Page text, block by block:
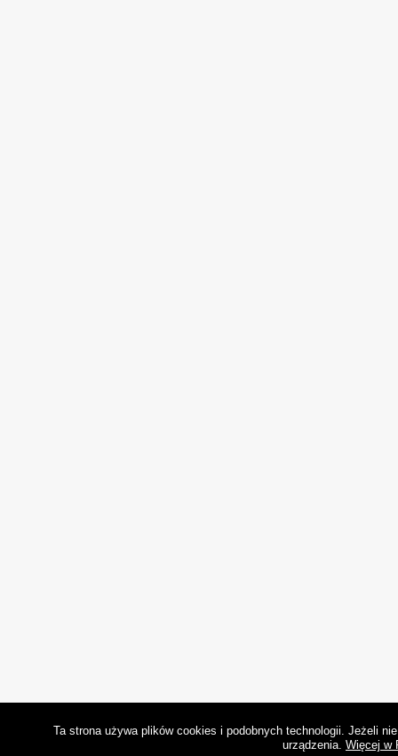
Ta strona używa plików cookies i podobnych technologii. Jeżeli
urządzenia. Więcej w